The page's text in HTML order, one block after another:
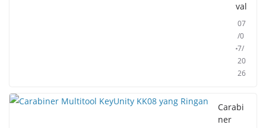
val
07
/0
7/
20
26
Carabi
ner